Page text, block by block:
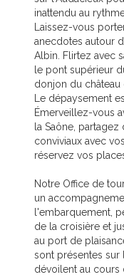
inattendu au
Laissez-vous
anecdotes autour
Albin. Flirtez avec
le pont supérieur
donjon du château
Le dépaysement
Émerveillez-vous
la Saône,
conviviaux avec
réservez vos
Notre Office de
un
l'embarquement,
de la croisière et
au port de
sont présentes sur
dévoilent au cours